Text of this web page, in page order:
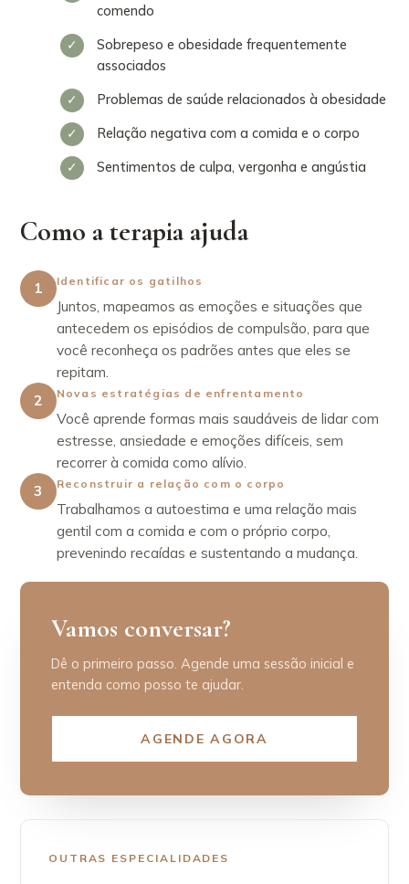
comendo
Sobrepeso e obesidade frequentemente
associados
Problemas de saúde relacionados à obesidade
Relação negativa com a comida e o corpo
Sentimentos de culpa, vergonha e angústia
Como a terapia ajuda
1 Identificar os gatilhos
Juntos, mapeamos as emoções e situações que
antecedem os episódios de compulsão, para que
você reconheça os padrões antes que eles se
repitam.
2 Novas estratégias de enfrentamento
Você aprende formas mais saudáveis de lidar com
estresse, ansiedade e emoções difíceis, sem
recorrer à comida como alívio.
3 Reconstruir a relação com o corpo
Trabalhamos a autoestima e uma relação mais
gentil com a comida e com o próprio corpo,
prevenindo recaídas e sustentando a mudança.
Vamos conversar?
Dê o primeiro passo. Agende uma sessão inicial e
entenda como posso te ajudar.
AGENDE AGORA
OUTRAS ESPECIALIDADES